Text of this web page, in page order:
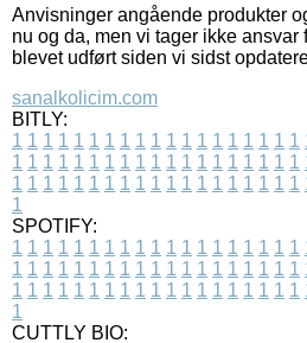
Anvisninger angående produkter
nu og da, men vi tager ikke
blevet udført siden vi sidst
sanalkolicim.com
BITLY:
1 1 1 1 1 1 1 1 1 1 1 1 1 1 1 1 1 1 1
1 1 1 1 1 1 1 1 1 1 1 1 1 1 1 1 1 1 1
1 1 1 1 1 1 1 1 1 1 1 1 1 1 1 1 1 1 1
1
SPOTIFY:
1 1 1 1 1 1 1 1 1 1 1 1 1 1 1 1 1 1 1
1 1 1 1 1 1 1 1 1 1 1 1 1 1 1 1 1 1 1
1 1 1 1 1 1 1 1 1 1 1 1 1 1 1 1 1 1 1
1
CUTTLY BIO: